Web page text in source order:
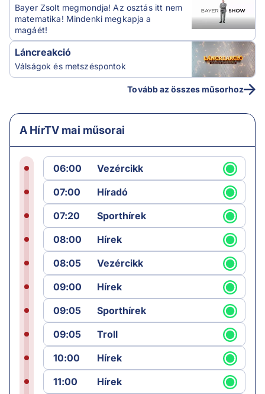
Bayer Zsolt megmondja! Az osztás itt nem
matematika! Mindenki megkapja a
magáét!
Láncreakció
Válságok és metszéspontok
Tovább az összes műsorhoz
A HírTV mai műsorai
06:00
Vezércikk
07:00
Híradó
07:20
Sporthírek
08:00
Hírek
08:05
Vezércikk
09:00
Hírek
09:05
Sporthírek
09:05
Troll
10:00
Hírek
11:00
Hírek